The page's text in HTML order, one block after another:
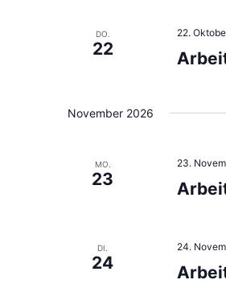
DO.
22
22.
November 2026
MO.
23
23.
DI.
24
24.